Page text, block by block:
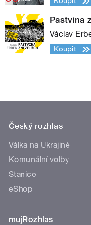
Pastvina
Václav
Koupit
Český rozhlas
Válka na Ukrajině
Komunální volby
Stanice
eShop
mujRozhlas